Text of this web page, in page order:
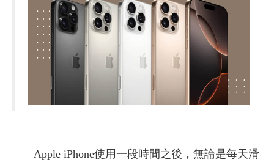
Apple iPhone使用一段時間之後，無論是每天滑